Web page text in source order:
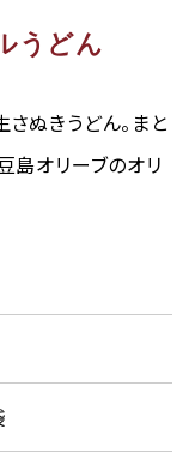
うどん
ぬきうどん。まと
島オリーブのオリ